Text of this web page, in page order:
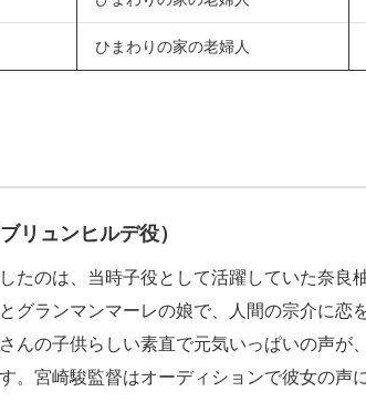
ひまわりの家の老婦人
リュンヒルデ役）
たのは、当時子役として活躍していた奈良
グランマンマーレの娘で、人間の宗介に恋
んの子供らしい素直で元気いっぱいの声が
。宮崎駿監督はオーディションで彼女の声